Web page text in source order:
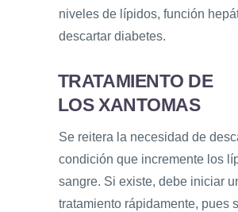
niveles de lípidos, función
descartar diabetes.
TRATAMIENTO DE
LOS XANTOMAS
Se reitera la necesidad de
condición que incremente los
sangre. Si existe, debe iniciar
tratamiento rápidamente, pues